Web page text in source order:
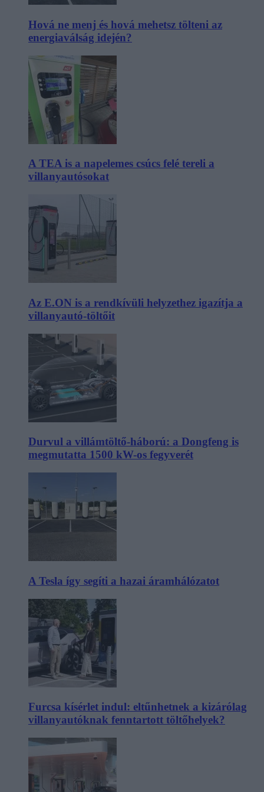
Hová ne menj és hová mehetsz tölteni az
energiaválság idején?
A TEA is a napelemes csúcs felé tereli a
villanyautósokat
Az E.ON is a rendkívüli helyzethez igazítja a
villanyautó-töltőit
Durvul a villámtöltő-háború: a Dongfeng is
megmutatta 1500 kW-os fegyverét
A Tesla így segíti a hazai áramhálózatot
Furcsa kísérlet indul: eltűnhetnek a kizárólag
villanyautóknak fenntartott töltőhelyek?